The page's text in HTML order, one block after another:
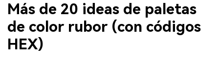
Más de 20 ideas de paletas
de color rubor (con códigos
HEX)